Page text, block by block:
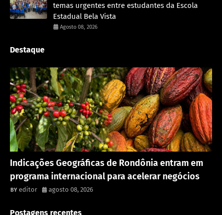
temas urgentes entre estudantes da Escola
Estadual Bela Vista
Agosto 08, 2026
Destaque
Indicações Geográficas de Rondônia entram em
programa internacional para acelerar negócios
editor agosto 08, 2026
Postagens recentes